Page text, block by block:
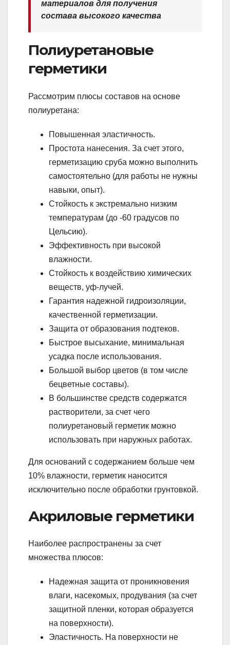
материалов для получения
состава высокого качества
Полиуретановые
герметики
Рассмотрим плюсы составов на основе
полиуретана:
Повышенная эластичность.
Простота нанесения. За счет этого,
герметизацию сруба можно выполнить
самостоятельно (для работы не нужны
навыки, опыт).
Стойкость к экстремально низким
температурам (до -60 градусов по
Цельсию).
Эффективность при высокой
влажности.
Стойкость к воздействию химических
веществ, уф-лучей.
Гарантия надежной гидроизоляции,
качественной герметизации.
Защита от образования подтеков.
Быстрое высыхание, минимальная
усадка после использования.
Большой выбор цветов (в том числе
бецветные составы).
В большинстве средств содержатся
растворители, за счет чего
полиуретановый герметик можно
использовать при наружных работах.
Для оснований с содержанием больше чем
10% влажности, герметик наносится
исключительно после обработки грунтовкой.
Акриловые герметики
Наиболее распространены за счет
множества плюсов:
Надежная защита от проникновения
влаги, насекомых, продувания (за счет
защитной пленки, которая образуется
на поверхности).
Эластичность. На поверхности не